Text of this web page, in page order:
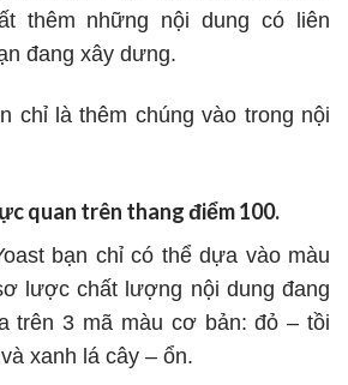
thêm những nội dung có liên
đang xây dưng.
chỉ là thêm chúng vào trong nội
quan trên thang điểm 100.
bạn chỉ có thể dựa vào màu
lược chất lượng nội dung đang
trên 3 mã màu cơ bản: đỏ – tồi
xanh lá cây – ổn.